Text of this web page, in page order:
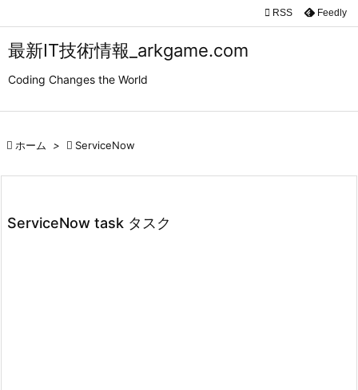
最新IT技術情報_arkgame.com
Coding Changes the World


 RSS Feedly
 ホーム >  ServiceNow
ServiceNow task タスク